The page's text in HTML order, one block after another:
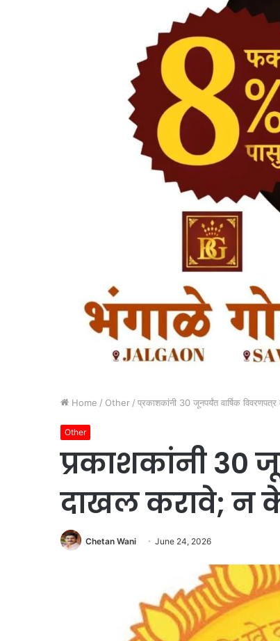
Home / Other / प्रकाशकांनी 30 जूनपर्यंत वार्षिक
Other
प्रकाशकांनी 30
दाखल करावे; न
Chetan Wani June 24, 2026